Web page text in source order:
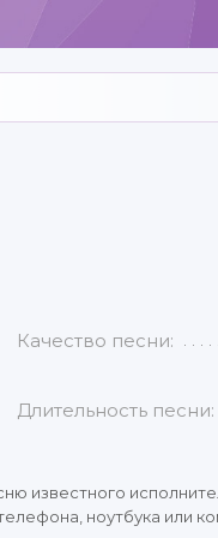
Качество песни:
Длительность песни:
известного
ноутбука или